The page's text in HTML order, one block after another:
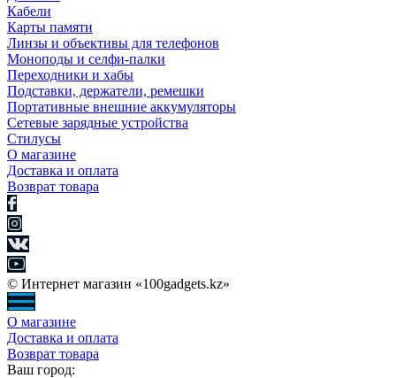
Кабели
Карты памяти
Линзы и объективы для телефонов
Моноподы и селфи-палки
Переходники и хабы
Подставки, держатели, ремешки
Портативные внешние аккумуляторы
Сетевые зарядные устройства
Стилусы
О магазине
Доставка и оплата
Возврат товара
© Интернет магазин «100gadgets.kz»
О магазине
Доставка и оплата
Возврат товара
Ваш город: